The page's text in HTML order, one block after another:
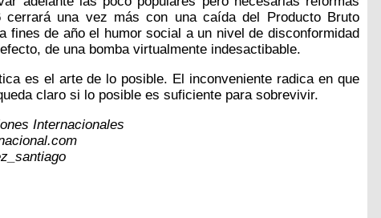
cerrará una vez más con una caída del Producto Bruto
fines de año el humor social a un nivel de disconformidad
de una bomba virtualmente indesactibable.
es el arte de lo posible. El inconveniente radica en que
claro si lo posible es suficiente para sobrevivir.
Internacionales